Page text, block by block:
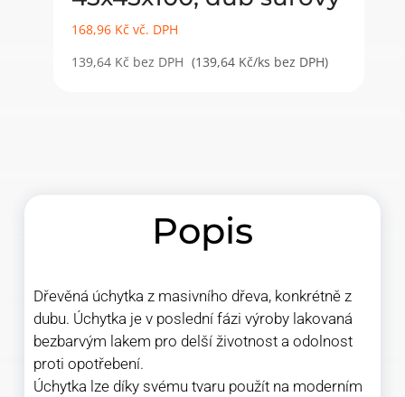
168,96 Kč vč. DPH
139,64 Kč bez DPH (139,64 Kč/ks bez DPH)
Popis
Dřevěná úchytka z masivního dřeva, konkrétně z
dubu. Úchytka je v poslední fázi výroby lakovaná
bezbarvým lakem pro delší životnost a odolnost
proti opotřebení.
Úchytka lze díky svému tvaru použít na moderním